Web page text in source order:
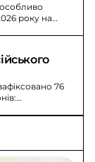
особливо
року на
76